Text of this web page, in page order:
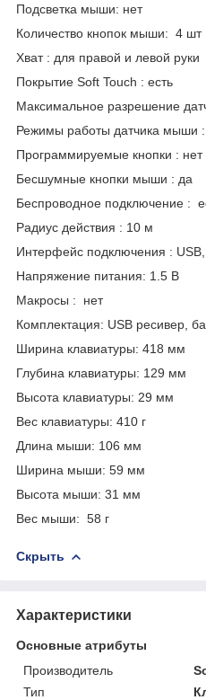
Подсветка мыши: нет
Количество кнопок мыши: 4 шт
Хват : для правой и левой руки
Покрытие Soft Touch : есть
Максимальное разрешение
Режимы работы датчика мыши
Программируемые кнопки : нет
Бесшумные кнопки мыши : да
Беспроводное подключение :
Радиус действия : 10 м
Интерфейс подключения :
Напряжение питания: 1.5 В
Макросы : нет
Комплектация: USB ресивер,
Ширина клавиатуры: 418 мм
Глубина клавиатуры: 129 мм
Высота клавиатуры: 29 мм
Вес клавиатуры: 410 г
Длина мыши: 106 мм
Ширина мыши: 59 мм
Высота мыши: 31 мм
Вес мыши: 58 г
Скрыть
Характеристики
Основные атрибуты
Производитель
Тип